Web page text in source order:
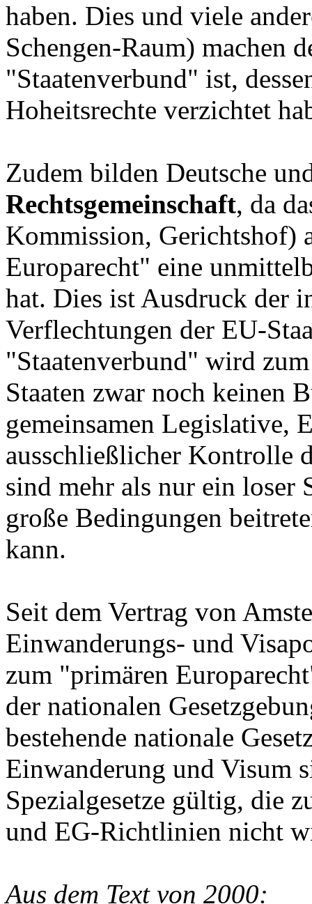
haben. Dies und viele
Schengen-Raum) machen
"Staatenverbund" ist,
Hoheitsrechte verzichtet
Zudem bilden Deutsche
Rechtsgemeinschaft, da
Kommission, Gerichtshof)
Europarecht" eine
hat. Dies ist Ausdruck der
Verflechtungen der EU-
"Staatenverbund" wird
Staaten zwar noch keinen
gemeinsamen Legislative,
ausschließlicher Kontrolle
sind mehr als nur ein loser
große Bedingungen
kann.
Seit dem Vertrag von
Einwanderungs- und
zum "primären
der nationalen
bestehende nationale
Einwanderung und Visum
Spezialgesetze gültig, die
und EG-Richtlinien nicht
Aus dem Text von 2000: